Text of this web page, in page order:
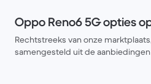
Oppo Reno6 5G opties
Rechtstreeks van onze
samengesteld uit de